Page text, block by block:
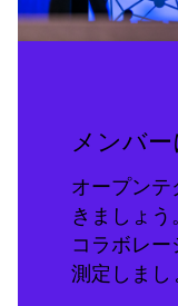
メンバ
オープン
きましょう
コラボレ
測定しまし